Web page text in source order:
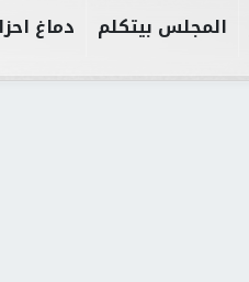
المجلس بيتكلم دماغ